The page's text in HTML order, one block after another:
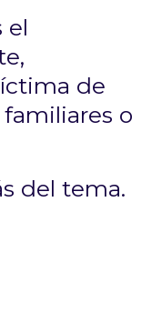
el
de
o
del tema.